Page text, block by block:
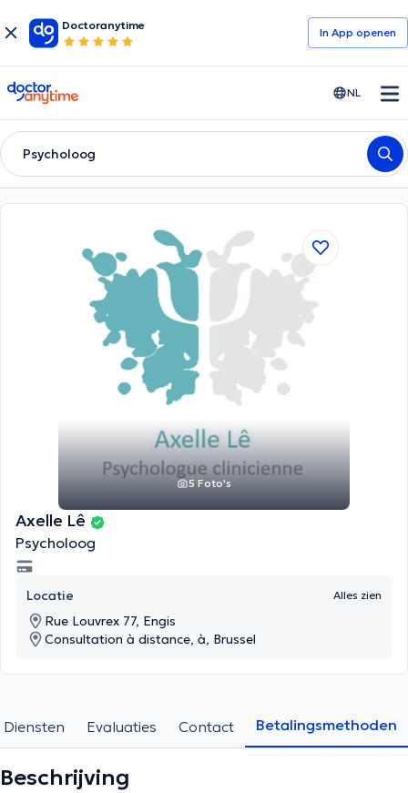
Doctoranytime
In App openen
doctoranytime NL
Psycholoog
5 Foto's
Axelle Lê
Psycholoog
Locatie Alles zien
Rue Louvrex 77, Engis
Consultation à distance, à, Brussel
Diensten Evaluaties Contact Betalingsmethoden
Beschrijving